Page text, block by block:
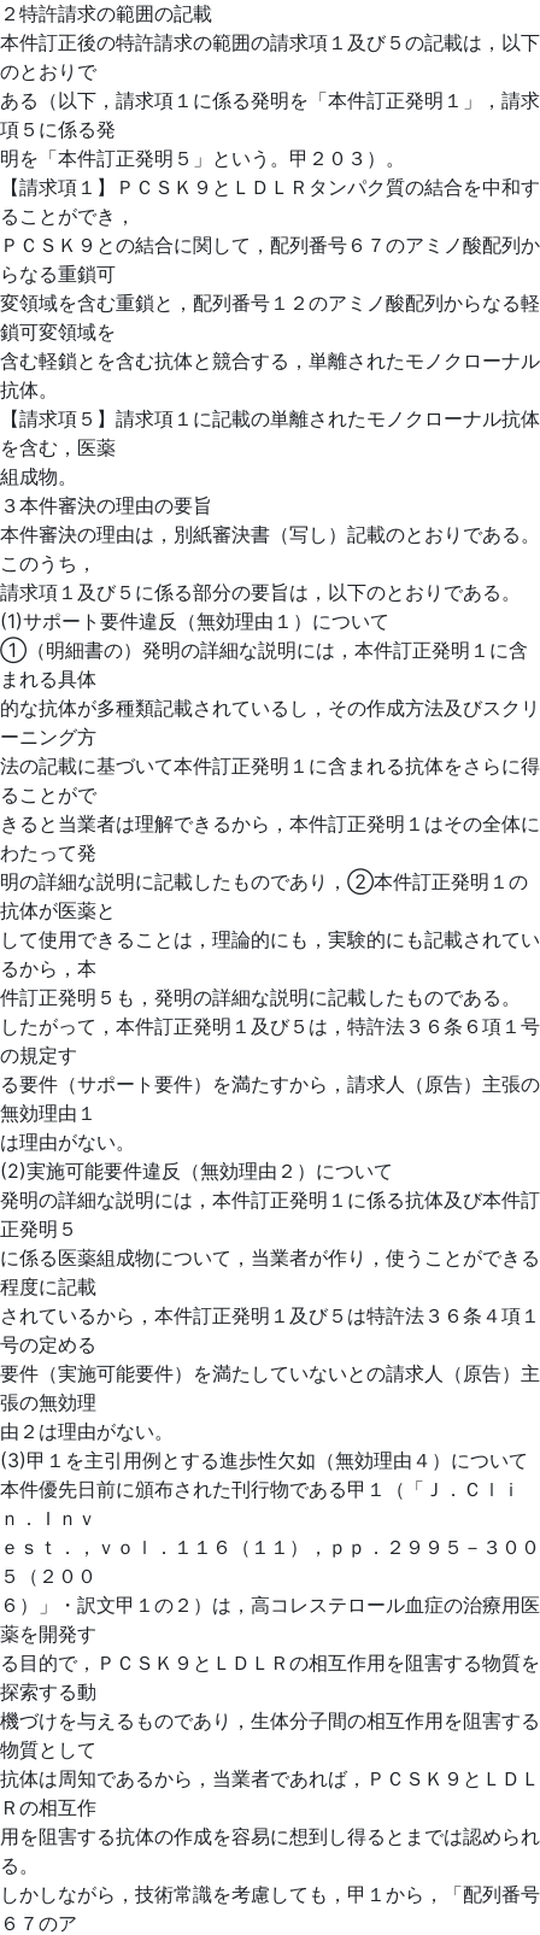
２特許請求の範囲の記載
本件訂正後の特許請求の範囲の請求項１及び５の記載は，以下
のとおりで
ある（以下，請求項１に係る発明を「本件訂正発明１」，請求
項５に係る発
明を「本件訂正発明５」という。甲２０３）。
【請求項１】ＰＣＳＫ９とＬＤＬＲタンパク質の結合を中和す
ることができ，
ＰＣＳＫ９との結合に関して，配列番号６７のアミノ酸配列か
らなる重鎖可
変領域を含む重鎖と，配列番号１２のアミノ酸配列からなる軽
鎖可変領域を
含む軽鎖とを含む抗体と競合する，単離されたモノクローナル
抗体。
【請求項５】請求項１に記載の単離されたモノクローナル抗体
を含む，医薬
組成物。
３本件審決の理由の要旨
本件審決の理由は，別紙審決書（写し）記載のとおりである。
このうち，
請求項１及び５に係る部分の要旨は，以下のとおりである。
(1)サポート要件違反（無効理由１）について
①（明細書の）発明の詳細な説明には，本件訂正発明１に含
まれる具体
的な抗体が多種類記載されているし，その作成方法及びスクリ
ーニング方
法の記載に基づいて本件訂正発明１に含まれる抗体をさらに得
ることがで
きると当業者は理解できるから，本件訂正発明１はその全体に
わたって発
明の詳細な説明に記載したものであり，②本件訂正発明１の
抗体が医薬と
して使用できることは，理論的にも，実験的にも記載されてい
るから，本
件訂正発明５も，発明の詳細な説明に記載したものである。
したがって，本件訂正発明１及び５は，特許法３６条６項１号
の規定す
る要件（サポート要件）を満たすから，請求人（原告）主張の
無効理由１
は理由がない。
(2)実施可能要件違反（無効理由２）について
発明の詳細な説明には，本件訂正発明１に係る抗体及び本件訂
正発明５
に係る医薬組成物について，当業者が作り，使うことができる
程度に記載
されているから，本件訂正発明１及び５は特許法３６条４項１
号の定める
要件（実施可能要件）を満たしていないとの請求人（原告）主
張の無効理
由２は理由がない。
(3)甲１を主引用例とする進歩性欠如（無効理由４）について
本件優先日前に頒布された刊行物である甲１（「Ｊ．Ｃｌｉ
ｎ．Ｉｎｖ
ｅｓｔ．，ｖｏｌ．１１６（１１），ｐｐ．２９９５－３００
５（２００
６）」・訳文甲１の２）は，高コレステロール血症の治療用医
薬を開発す
る目的で，ＰＣＳＫ９とＬＤＬＲの相互作用を阻害する物質を
探索する動
機づけを与えるものであり，生体分子間の相互作用を阻害する
物質として
抗体は周知であるから，当業者であれば，ＰＣＳＫ９とＬＤＬ
Ｒの相互作
用を阻害する抗体の作成を容易に想到し得るとまでは認められ
る。
しかしながら，技術常識を考慮しても，甲１から，「配列番号
６７のア